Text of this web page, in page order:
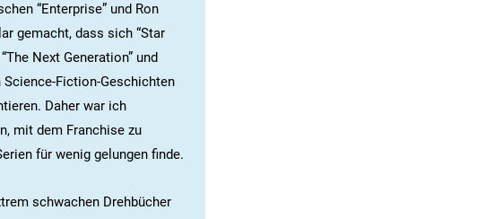
“Enterprise” und Ron
gemacht, dass sich “Star
Next Generation” und
Science-Fiction-Geschichten
Daher war ich
mit dem Franchise zu
für wenig gelungen finde.
schwachen Drehbücher